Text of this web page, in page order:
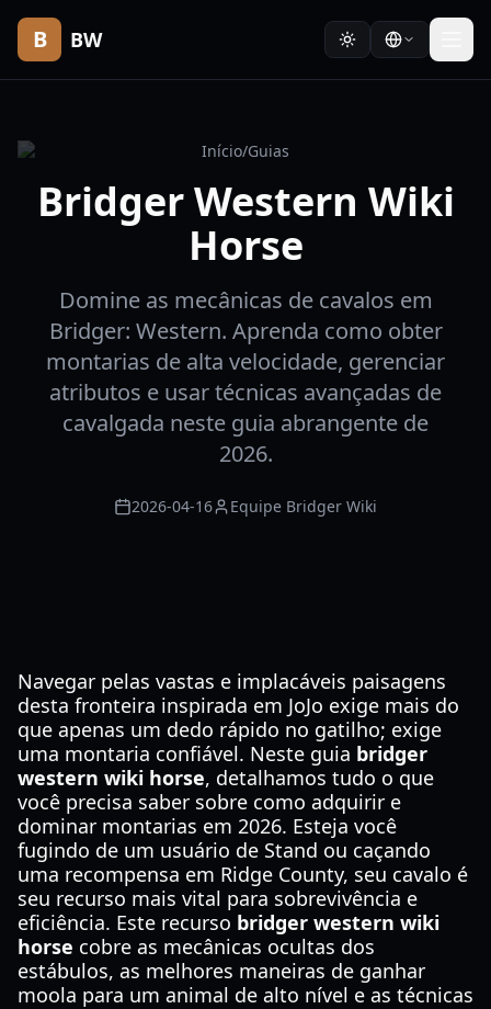
B BW
Início/Guias
Bridger Western Wiki
Horse
Domine as mecânicas de cavalos em
Bridger: Western. Aprenda como obter
montarias de alta velocidade, gerenciar
atributos e usar técnicas avançadas de
cavalgada neste guia abrangente de
2026.
2026-04-16 Equipe Bridger Wiki
Navegar pelas vastas e implacáveis paisagens
desta fronteira inspirada em JoJo exige mais do
que apenas um dedo rápido no gatilho; exige
uma montaria confiável. Neste guia bridger
western wiki horse, detalhamos tudo o que
você precisa saber sobre como adquirir e
dominar montarias em 2026. Esteja você
fugindo de um usuário de Stand ou caçando
uma recompensa em Ridge County, seu cavalo é
seu recurso mais vital para sobrevivência e
eficiência. Este recurso bridger western wiki
horse cobre as mecânicas ocultas dos
estábulos, as melhores maneiras de ganhar
moola para um animal de alto nível e as técnicas